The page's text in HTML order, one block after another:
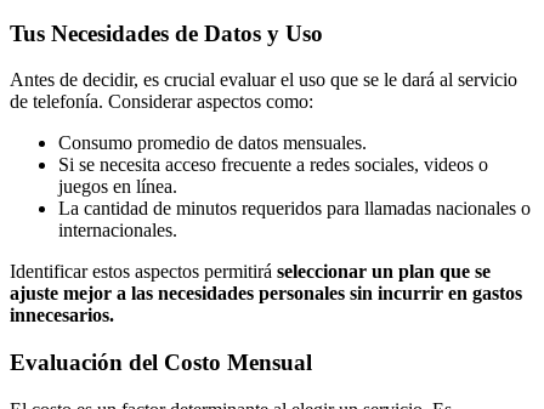
Tus Necesidades de Datos y Uso
Antes de decidir, es crucial evaluar el uso que se le dará al servicio
de telefonía. Considerar aspectos como:
Consumo promedio de datos mensuales.
Si se necesita acceso frecuente a redes sociales, videos o
juegos en línea.
La cantidad de minutos requeridos para llamadas nacionales o
internacionales.
Identificar estos aspectos permitirá seleccionar un plan que se
ajuste mejor a las necesidades personales sin incurrir en gastos
innecesarios.
Evaluación del Costo Mensual